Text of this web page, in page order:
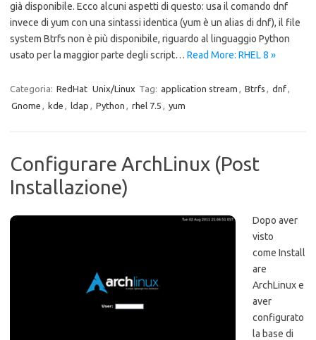
già disponibile. Ecco alcuni aspetti di questo: usa il comando dnf
invece di yum con una sintassi identica (yum è un alias di dnf), il file
system Btrfs non è più disponibile, riguardo al linguaggio Python
usato per la maggior parte degli script… Read More: RHEL 8 »
Categoria: RedHat Unix/Linux Tag: application stream , Btrfs , dnf,
Gnome , kde , ldap , Python , rhel 7.5 , yum
Configurare ArchLinux (Post
Installazione)
Dopo aver
visto
come Install
are
ArchLinux e
aver
configurato
la base di